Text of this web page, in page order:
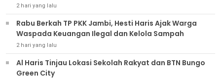
2 hari yang lalu
Rabu Berkah TP PKK Jambi, Hesti Haris Ajak Warga
Waspada Keuangan Ilegal dan Kelola Sampah
2 hari yang lalu
Al Haris Tinjau Lokasi Sekolah Rakyat dan BTN Bungo
Green City